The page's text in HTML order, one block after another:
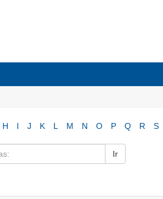
H I J K L M N O P Q R S
Ir